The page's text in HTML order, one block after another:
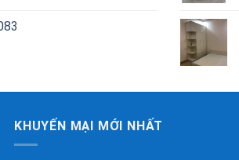
KHUYẾN MẠI MỚI NHẤT